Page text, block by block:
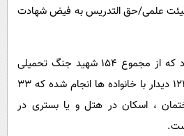
علمی/حق التدریس به فیض شهادت
جهان‌بین در پایان اعلام کرد که از مجموع ۱۵۴ شهید جنگ تحمیلی
سوم دانشگاه آزاد اسلامی، ۱۲۱ دیدار با خانواده ها انجام شده که ۳۳
، اسکان در هتل و یا بستری در